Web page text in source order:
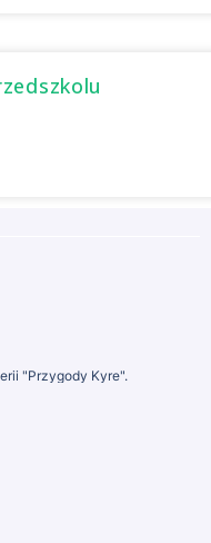
"Przygody Kyre".